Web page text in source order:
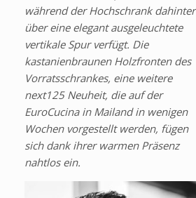
während der Hochschrank dahinter
über eine elegant ausgeleuchtete
vertikale Spur verfügt. Die
kastanienbraunen Holzfronten des
Vorratsschrankes, eine weitere
next125 Neuheit, die auf der
EuroCucina in Mailand in wenigen
Wochen vorgestellt werden, fügen
sich dank ihrer warmen Präsenz
nahtlos ein.